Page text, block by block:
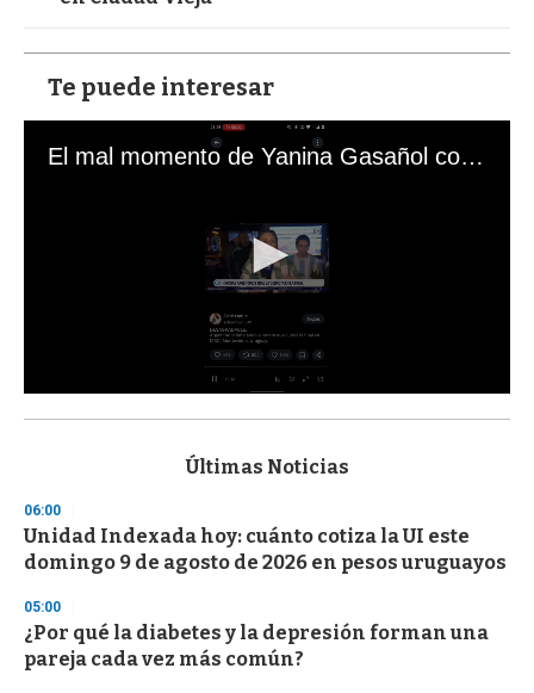
Te puede interesar
El mal momento de Yanina Gasañol con un hincha argentino en "Subrayado"
s
d
s
o
f
3
s
e
c
Últimas Noticias
06:00
Unidad Indexada hoy: cuánto cotiza la UI este
domingo 9 de agosto de 2026 en pesos uruguayos
05:00
¿Por qué la diabetes y la depresión forman una
pareja cada vez más común?